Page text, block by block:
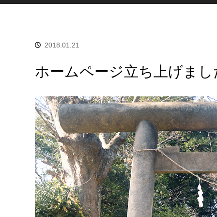
2018.01.21
ホームページ立ち上げまし